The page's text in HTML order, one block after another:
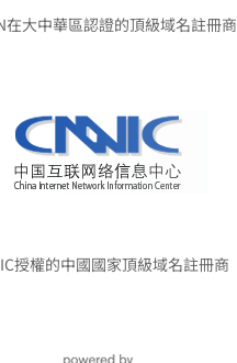
在大中華區認證的頂級域名註冊商
授權的中國國家頂級域名註冊商